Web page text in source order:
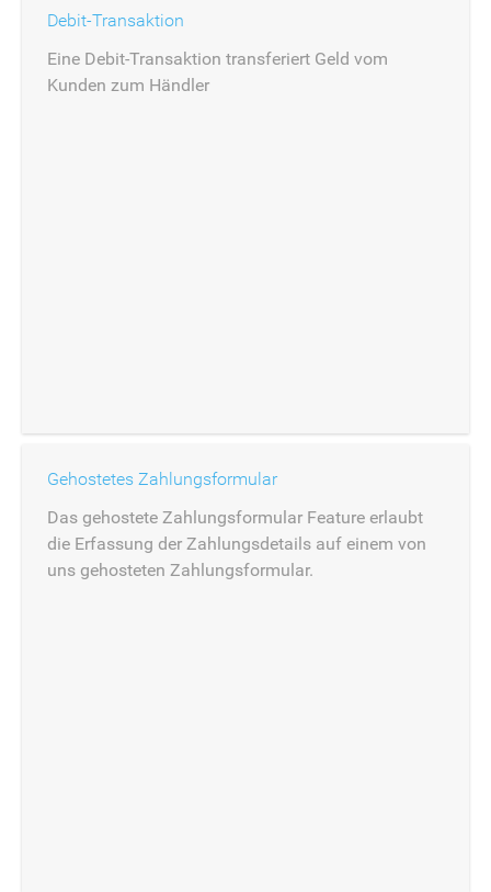
Debit-Transaktion
Eine Debit-Transaktion transferiert Geld vom
Kunden zum Händler
Gehostetes Zahlungsformular
Das gehostete Zahlungsformular Feature erlaubt
die Erfassung der Zahlungsdetails auf einem von
uns gehosteten Zahlungsformular.